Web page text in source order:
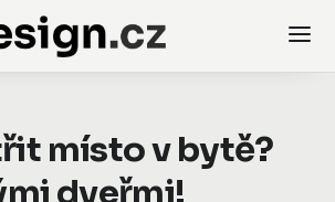
místo v bytě?
dveřmi!